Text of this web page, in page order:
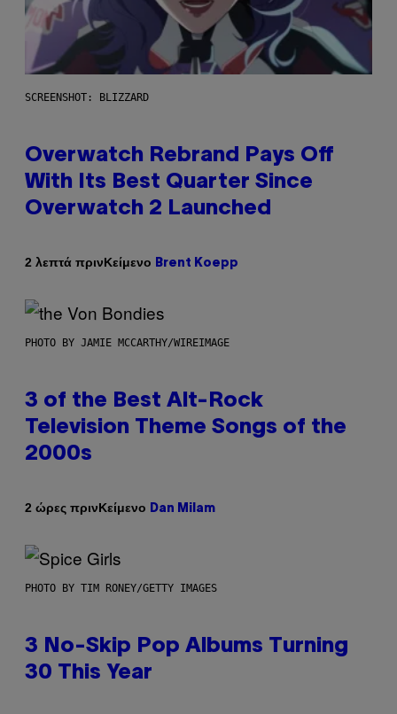
SCREENSHOT: BLIZZARD
Overwatch Rebrand Pays Off
With Its Best Quarter Since
Overwatch 2 Launched
2 λεπτά πρινΚείμενο Brent Koepp
PHOTO BY JAMIE MCCARTHY/WIREIMAGE
3 of the Best Alt-Rock
Television Theme Songs of the
2000s
2 ώρες πρινΚείμενο Dan Milam
PHOTO BY TIM RONEY/GETTY IMAGES
3 No-Skip Pop Albums Turning
30 This Year